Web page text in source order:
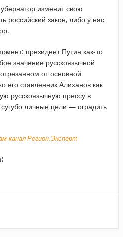
изменит свою
российский закон, либо у нас
президент Путин как-то
значение русскоязычной
от основной
его ставленник Алиханов как
русскоязычную прессу в
личные цели — оградить
канал Регион.Эксперт